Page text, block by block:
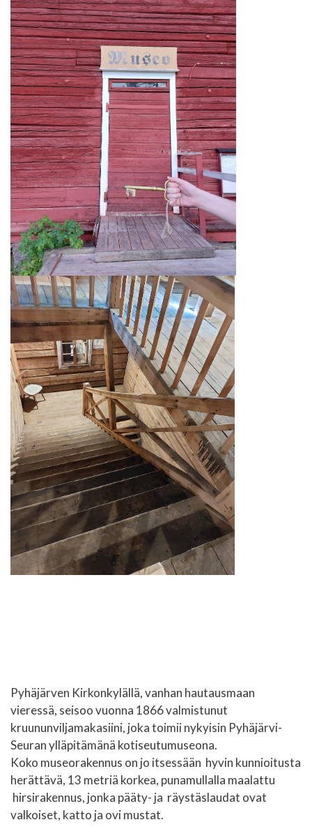
Pyhäjärven Kirkonkylällä, vanhan hautausmaan
vieressä, seisoo vuonna 1866 valmistunut
kruununviljamakasiini, joka toimii nykyisin Pyhäjärvi-
Seuran ylläpitämänä kotiseutumuseona.
Koko museorakennus on jo itsessään hyvin kunnioitusta
herättävä, 13 metriä korkea, punamullalla maalattu
hirsirakennus, jonka pääty- ja räystäslaudat ovat
valkoiset, katto ja ovi mustat.